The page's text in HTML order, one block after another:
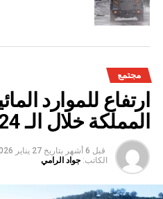
مجتمع
ارتفاع للموارد
المملكة خلال الـ 24 ساعة الماضية
قبل 6 أشهر بتاريخ 27 يناير 2026
الكاتب: جواد الرامي